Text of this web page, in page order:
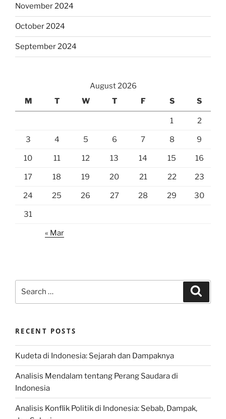
November 2024
October 2024
September 2024
August 2026
M
T W T F S S
1 2
3 4 5 6 7 8 9
10 11 12 13 14 15 16
17 18 19 20 21 22 23
24 25 26 27 28 29 30
31
« Mar
RECENT POSTS
Kudeta di Indonesia: Sejarah dan Dampaknya
Analisis Mendalam tentang Perang Saudara di
Indonesia
Analisis Konflik Politik di Indonesia: Sebab, Dampak,